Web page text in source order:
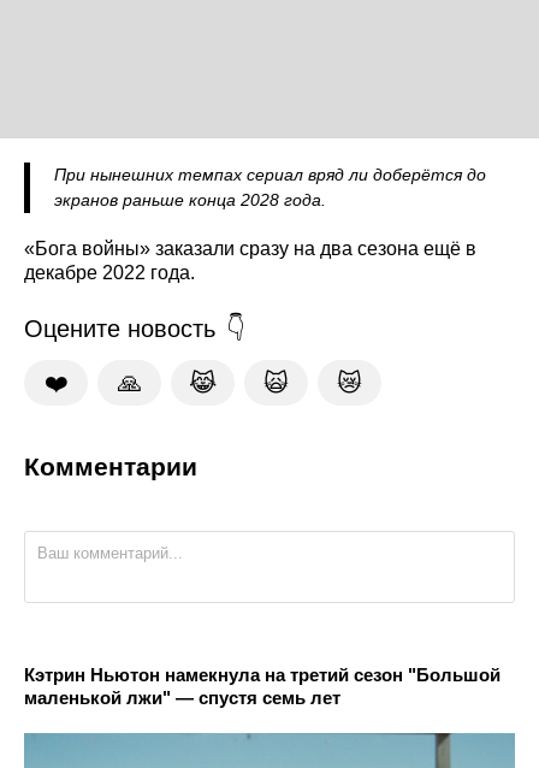
При нынешних темпах сериал вряд ли доберётся до
экранов раньше конца 2028 года.
«Бога войны» заказали сразу на два сезона ещё в
декабре 2022 года.
Оцените новость
❤️ 🙏 😹 🙀 😿
Комментарии
Кэтрин Ньютон намекнула на третий сезон "Большой
маленькой лжи" — спустя семь лет